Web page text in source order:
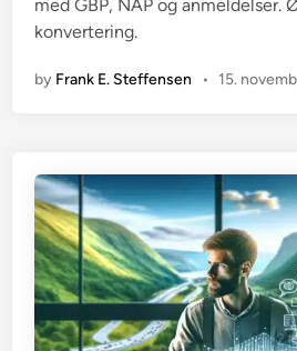
med GBP, NAP og anmeldelser.
konvertering.
by Frank E. Steffensen • 15.